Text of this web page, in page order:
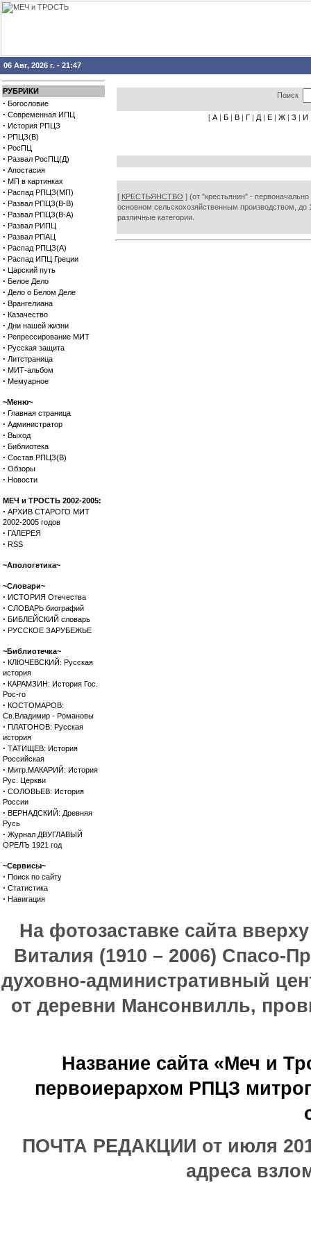
06 Авг, 2026 г. - 21:47
РУБРИКИ
· Богословие
· Современная ИПЦ
· История РПЦЗ
· РПЦЗ(В)
· РосПЦ
· Развал РосПЦ(Д)
· Апостасия
· МП в картинках
· Распад РПЦЗ(МП)
· Развал РПЦЗ(В-В)
· Развал РПЦЗ(В-А)
· Развал РИПЦ
· Развал РПАЦ
· Распад РПЦЗ(А)
· Распад ИПЦ Греции
· Царский путь
· Белое Дело
· Дело о Белом Деле
· Врангелиана
· Казачество
· Дни нашей жизни
· Репрессирование МИТ
· Русская защита
· Литстраница
· МИТ-альбом
· Мемуарное
~Меню~
· Главная страница
· Администратор
· Выход
· Библиотека
· Состав РПЦЗ(В)
· Обзоры
· Новости
МЕЧ и ТРОСТЬ 2002-2005:
· АРХИВ СТАРОГО МИТ
2002-2005 годов
· ГАЛЕРЕЯ
· RSS
~Апологетика~
~Словари~
· ИСТОРИЯ Отечества
· СЛОВАРЬ биографий
· БИБЛЕЙСКИЙ словарь
· РУССКОЕ ЗАРУБЕЖЬЕ
~Библиотечка~
· КЛЮЧЕВСКИЙ: Русская
история
· КАРАМЗИН: История Гос.
Рос-го
· КОСТОМАРОВ:
Св.Владимир - Романовы
· ПЛАТОНОВ: Русская
история
· ТАТИЩЕВ: История
Российская
· Митр.МАКАРИЙ: История
Рус. Церкви
· СОЛОВЬЕВ: История
России
· ВЕРНАДСКИЙ: Древняя
Русь
· Журнал ДВУГЛАВЫЙ
ОРЕЛЪ 1921 год
~Сервисы~
· Поиск по сайту
· Статистика
· Навигация
Поиск
[ А | Б | В | Г | Д | Е | Ж | З | И
[ КРЕСТЬЯНСТВО ] (от "крестьянин" -
основном сельскохозяйственным производством,
различные категории.
На фотозаставке сайта
Виталия (1910 – 2006) Спасо-
духовно-административный
от деревни Мансонвилль,
Название сайта «Меч и
первоиерархом РПЦЗ
ПОЧТА РЕДАКЦИИ от июля
адреса